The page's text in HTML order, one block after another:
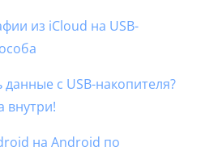
из iCloud на USB-
с USB-накопителя?
внутри!
на Android по